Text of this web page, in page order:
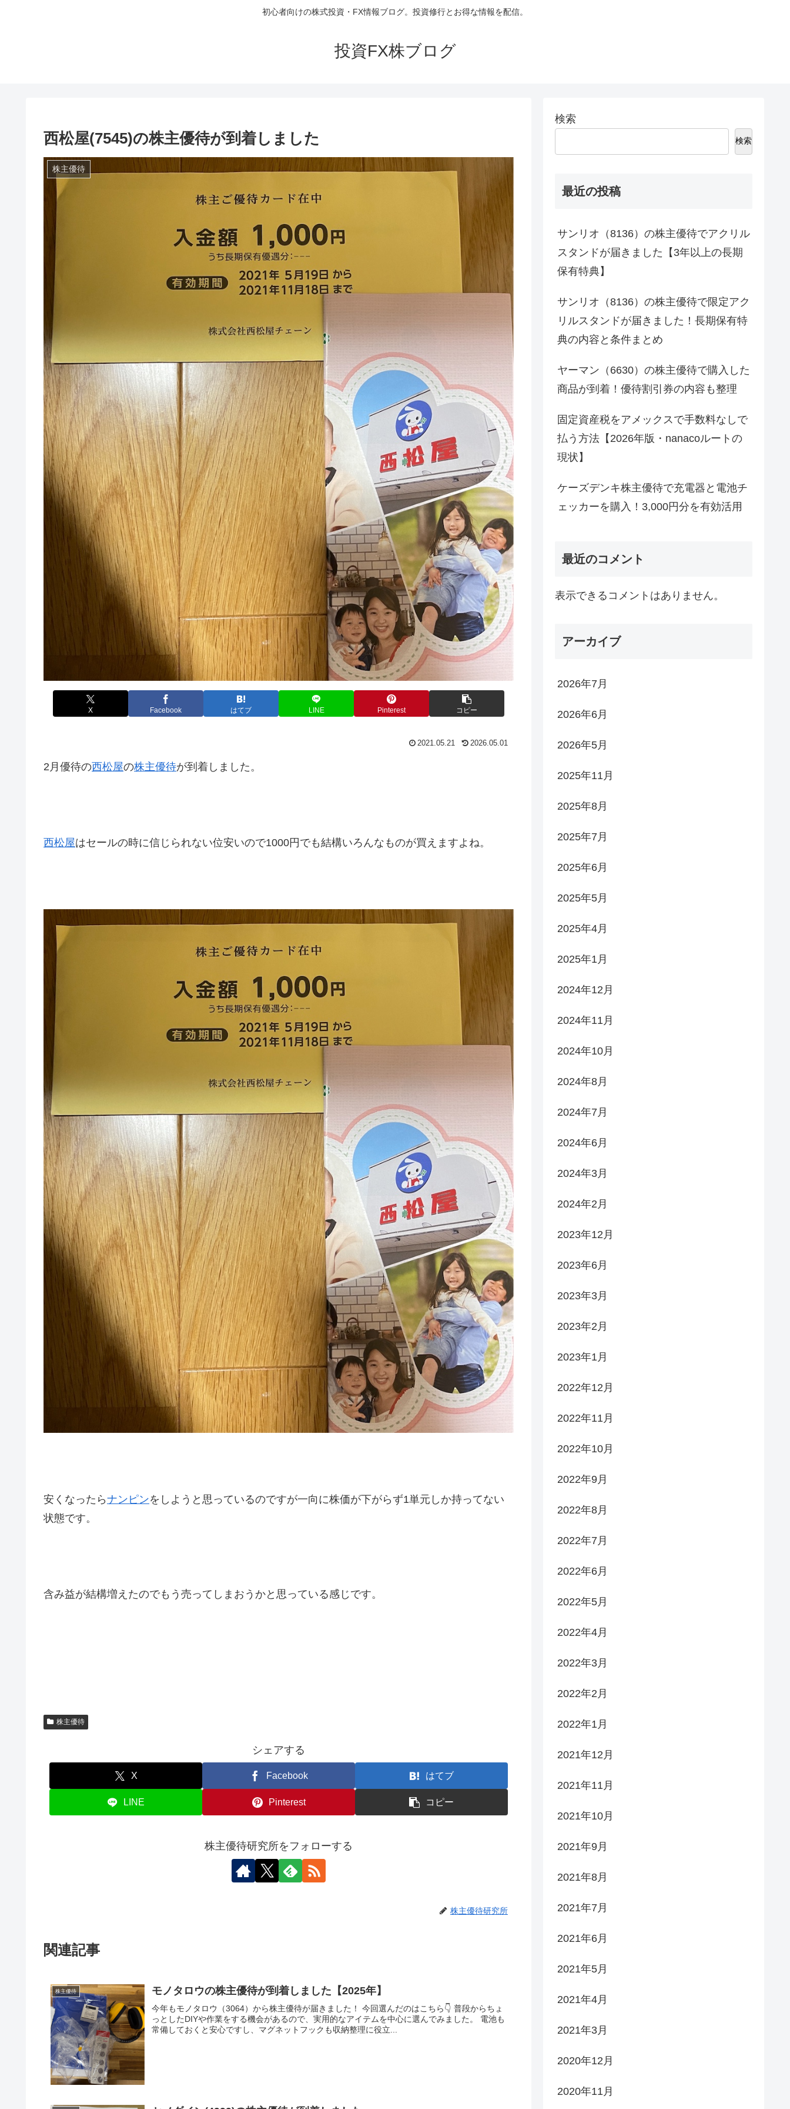
初心者向けの株式投資・FX情報ブログ。投資修行とお得な情報を配信。
投資FX株ブログ
西松屋(7545)の株主優待が到着しました
株主優待
X Facebook はてブ LINE Pinterest コピー
2021.05.21 2026.05.01
2月優待の西松屋の株主優待が到着しました。
西松屋はセールの時に信じられない位安いので1000円でも結構いろんなものが買えますよね。
安くなったらナンピンをしようと思っているのですが一向に株価が下がらず1単元しか持ってない
状態です。
含み益が結構増えたのでもう売ってしまおうかと思っている感じです。
株主優待
シェアする
X Facebook はてブ
LINE Pinterest コピー
株主優待研究所をフォローする
株主優待研究所
関連記事
株主優待 モノタロウの株主優待が到着しました【2025年】
今年もモノタロウ（3064）から株主優待が届きました！ 今回選んだのはこちら👇 普段からちょ
っとしたDIYや作業をする機会があるので、実用的なアイテムを中心に選んでみました。 電池も
常備しておくと安心ですし、マグネットフックも収納整理に役立...
検索
検索
最近の投稿
サンリオ（8136）の株主優待でアクリル
スタンドが届きました【3年以上の長期
保有特典】
サンリオ（8136）の株主優待で限定アク
リルスタンドが届きました！長期保有特
典の内容と条件まとめ
ヤーマン（6630）の株主優待で購入した
商品が到着！優待割引券の内容も整理
固定資産税をアメックスで手数料なしで
払う方法【2026年版・nanacoルートの
現状】
ケーズデンキ株主優待で充電器と電池チ
ェッカーを購入！3,000円分を有効活用
最近のコメント
表示できるコメントはありません。
アーカイブ
2026年7月
2026年6月
2026年5月
2025年11月
2025年8月
2025年7月
2025年6月
2025年5月
2025年4月
2025年1月
2024年12月
2024年11月
2024年10月
2024年8月
2024年7月
2024年6月
2024年3月
2024年2月
2023年12月
2023年6月
2023年3月
2023年2月
2023年1月
2022年12月
2022年11月
2022年10月
2022年9月
2022年8月
2022年7月
2022年6月
2022年5月
2022年4月
2022年3月
2022年2月
2022年1月
2021年12月
2021年11月
2021年10月
2021年9月
2021年8月
2021年7月
2021年6月
2021年5月
2021年4月
2021年3月
2020年12月
2020年11月